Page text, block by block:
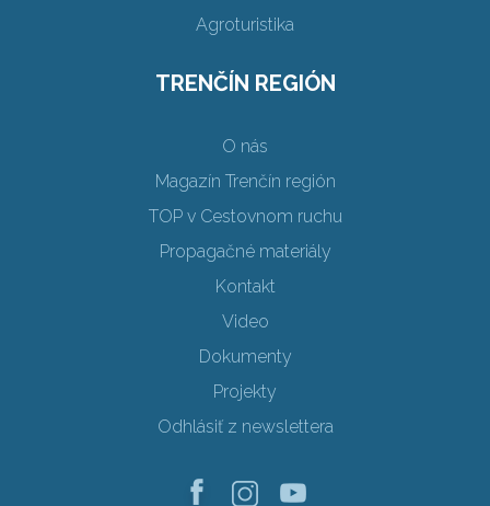
Agroturistika
TRENČÍN REGIÓN
O nás
Magazín Trenčín región
TOP v Cestovnom ruchu
Propagačné materiály
Kontakt
Video
Dokumenty
Projekty
Odhlásiť z newslettera